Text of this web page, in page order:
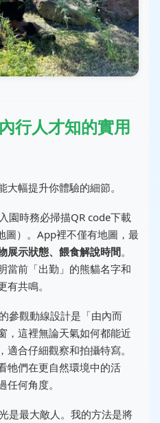
行人才知的實用
幅提升你體驗的細節。
入園時務必掃描QR code下載
圖）。App裡不僅有地圖，最
展示狀態、餵食解說時間。
當前「出勤」的熊貓名字和
共鳴。
參觀動線設計是「由內而
，這裡無論天氣如何都能近
合仔細觀察和拍攝特寫。
牠們在更自然環境中的活
何角度。
是最大敵人。我的方法是將